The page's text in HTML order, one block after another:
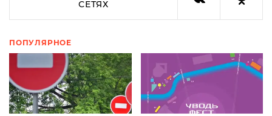
СЕТЯХ
ПОПУЛЯРНОЕ